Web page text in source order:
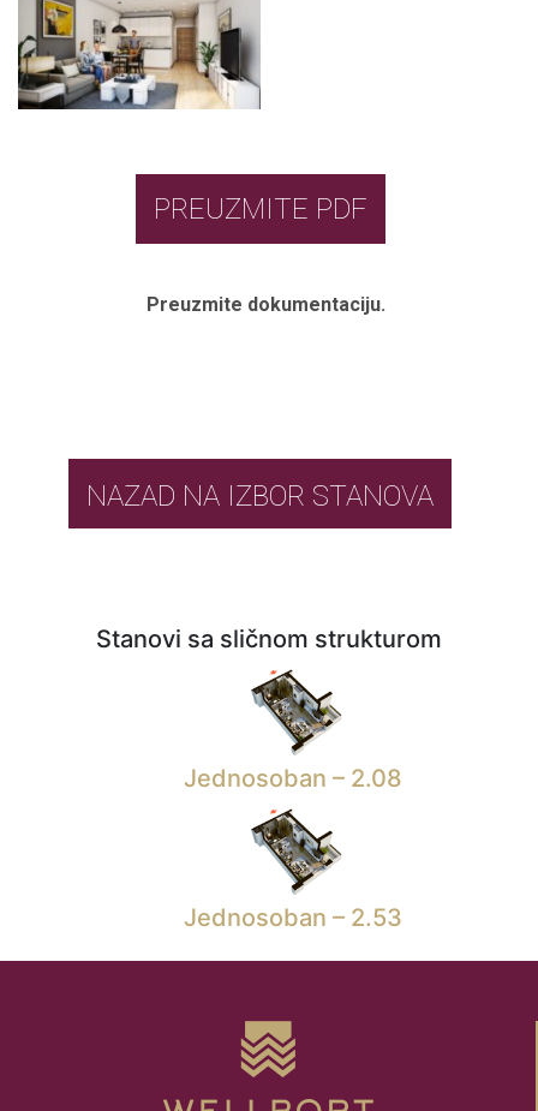
PREUZMITE PDF
Preuzmite dokumentaciju.
NAZAD NA IZBOR STANOVA
Stanovi sa sličnom strukturom
Jednosoban – 2.08
Jednosoban – 2.53